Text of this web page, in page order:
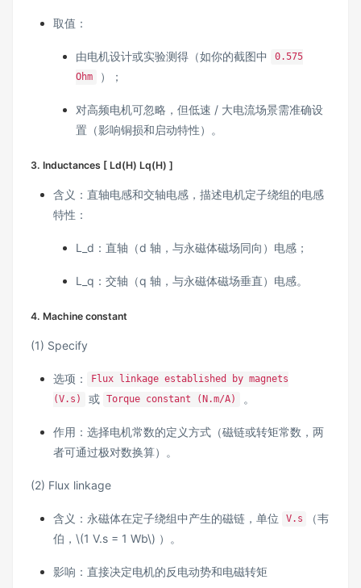
取值：
由电机设计或实验测得（如你的截图中
0.575
Ohm
）；
对高频电机可忽略，但低速 / 大电流场景需准确设
置（影响铜损和启动特性）。
3. Inductances [ Ld(H) Lq(H) ]
含义：直轴电感和交轴电感，描述电机定子绕组的电感
特性：
L_d：直轴（d 轴，与永磁体磁场同向）电感；
L_q：交轴（q 轴，与永磁体磁场垂直）电感。
4. Machine constant
(1) Specify
选项：
Flux linkage established by magnets
(V.s)
或 Torque constant (N.m/A) 。
作用：选择电机常数的定义方式（磁链或转矩常数，两
者可通过极对数换算）。
(2) Flux linkage
含义：永磁体在定子绕组中产生的磁链，单位 V.s
（韦
伯，\(1 V.s = 1 Wb\) ）。
影响：直接决定电机的反电动势和电磁转矩